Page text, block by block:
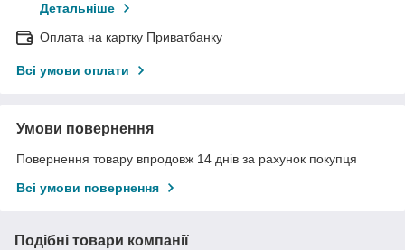
Детальніше
Оплата на картку Приватбанку
Всі умови оплати
Умови повернення
Повернення товару впродовж 14 днів за рахунок покупця
Всі умови повернення
Подібні товари компанії